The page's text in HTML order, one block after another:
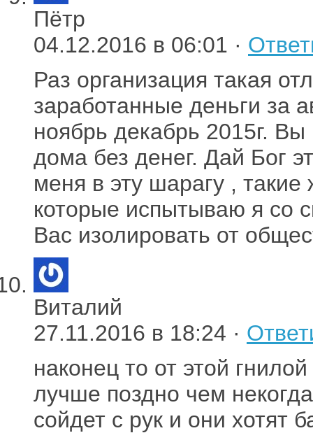
Пётр
04.12.2016 в 06:01 ·
Раз организация такая
заработанные деньги за
ноябрь декабрь 2015г.
дома без денег. Дай Бог
меня в эту шарагу ,
которые испытываю я со
Вас изолировать от
Виталий
27.11.2016 в 18:24 ·
наконец то от этой
лучше поздно чем
сойдет с рук и они хотят